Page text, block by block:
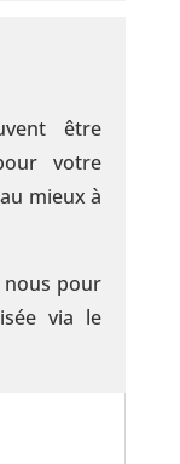
être
votre
mieux à
nous pour
via le